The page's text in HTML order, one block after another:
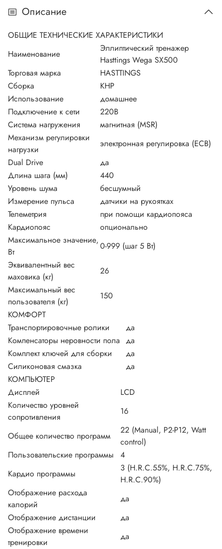
Описание
ОБЩИЕ ТЕХНИЧЕСКИЕ ХАРАКТЕРИСТИКИ
Наименование
Эллиптический тренажер
Hasttings Wega SX500
Торговая марка
HASTTINGS
Сборка
КНР
Использование
домашнее
Подключение к сети
220В
Система нагружения
магнитная (MSR)
Механизм регулировки
нагрузки
электронная регулировка (ECB)
Dual Drive
да
Длина шага (мм)
440
Уровень шума
бесшумный
Измерение пульса
датчики на рукоятках
Телеметрия
при помощи кардиопояса
Кардиопояс
опционально
Максимальное значение,
Вт
0-999 (шаг 5 Вт)
Эквивалентный вес
маховика (кг)
26
Максимальный вес
пользователя (кг)
150
КОМФОРТ
Транспортировочные ролики
да
Компенсаторы неровности пола да
Комплект ключей для сборки
да
Силиконовая смазка
да
КОМПЬЮТЕР
Дисплей
LCD
Количество уровней
сопротивления
16
Общее количество программ
22 (Manual, P2-P12, Watt
control)
Пользовательские программы
4
Кардио программы
3 (H.R.C.55%, H.R.C.75%,
H.R.C.90%)
Отображение расхода
калорий
да
Отображение дистанции
да
Отображение времени
тренировки
да